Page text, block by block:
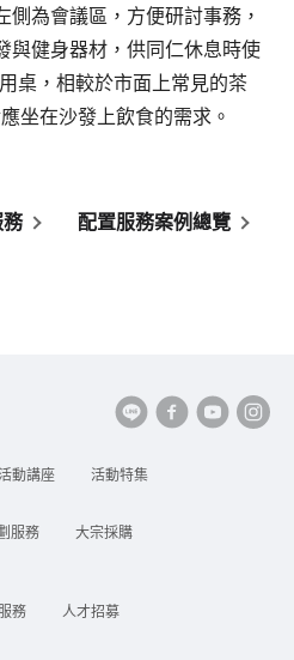
為會議區，方便研討事務，
與健身器材，供同仁休息時使
桌，相較於市面上常見的茶
坐在沙發上飲食的需求。
務 配置服務案例總覽
動講座 活動特集
服務
大宗採購
務 人才招募